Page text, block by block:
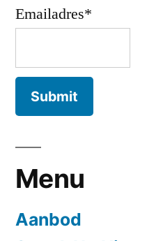
Emailadres*
Menu
Aanbod